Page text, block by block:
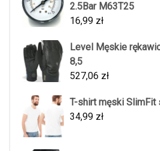
2.5Bar M63T25
16,99 zł
Level Męskie
8,5
527,06 zł
T-shirt męski SlimFit
34,99 zł